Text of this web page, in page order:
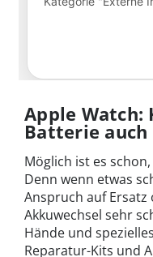
Apple Watch:
Batterie auch
Möglich ist es
Denn wenn etwas
Anspruch auf
Akkuwechsel sehr
Hände und
Reparatur-Kits und